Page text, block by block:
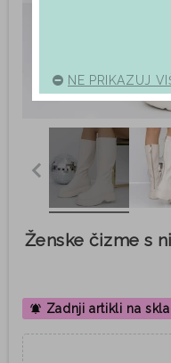
Ženske čizme s
notifications_active Zadnji artikli na
NE PRIKAZUJ